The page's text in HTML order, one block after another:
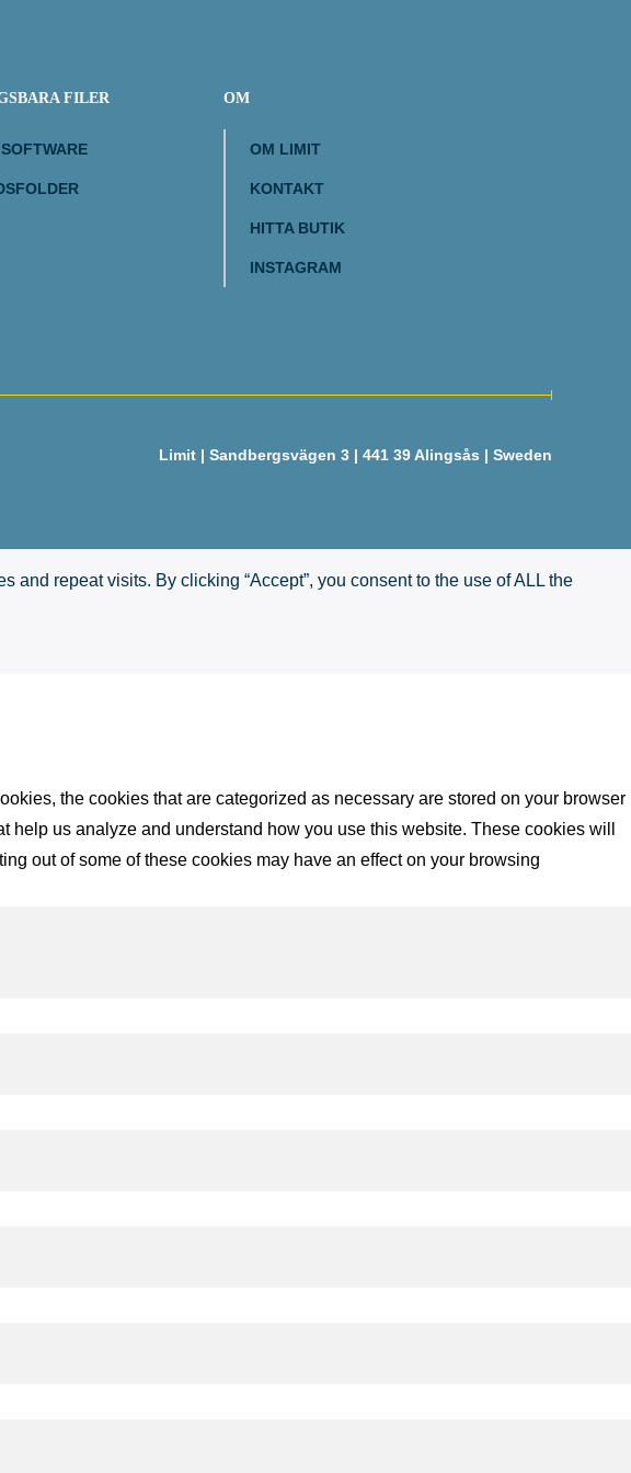
FILER OM
OM LIMIT
KONTAKT
HITTA BUTIK
INSTAGRAM
Limit | Sandbergsvägen 3 | 441 39 Alingsås | Sweden
repeat visits. By clicking “Accept”, you consent to the use of ALL the
the cookies that are categorized as necessary are stored on your browser
us analyze and understand how you use this website. These cookies will
out of some of these cookies may have an effect on your browsing